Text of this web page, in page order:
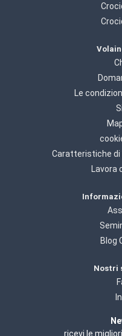
Le
Caratteristiche di
Lavora
Blog
Nostri
ricevi le